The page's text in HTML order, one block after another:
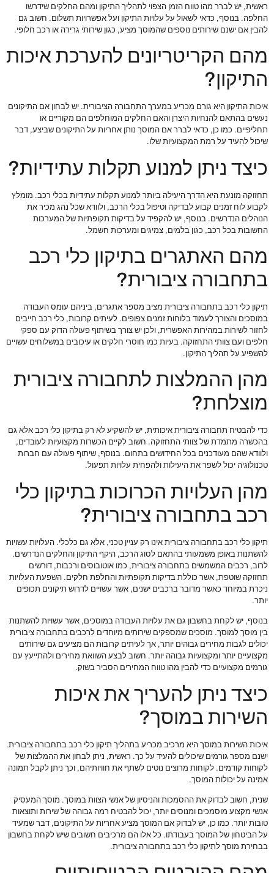
ראשית, יש לברר מהו טווח הזמן הצפוי לתהליך התיקון ומהם החלקים שידרשו
החלפה. בנוסף, כדאי לשאול על עלויות התיקון ועל אפשרויות תשלום. חשוב גם
להבין אם ישנם שירותים נוספים שהמוסך מציע, כגון שירותי גרירה או רכב חלופי.
מהם הקריטריונים להערכת איכות
התיקון?
איכות התיקון היא גורם מכריע במערך התחבורה הציבורית. יש לבחון אם התיקונים
נעשים בהתאם להנחיות היצרן והאם החלקים המוחלפים הם מקוריים או
תחליפיים. כמו כן, כדאי לברר אם המוסך נותן אחריות על התיקונים שביצע, דבר
שיכול להעיד על רמת המקצועיות שלו.
כיצד ניתן למנוע תקלות עתידיות?
תחזוקה מונעת היא הדרך היעילה ביותר למנוע תקלות עתידיות בכלי רכב. מומלץ
לקבוע לוח זמנים קבוע לבדיקה וטיפול בכלי הרכב, ולוודא שכל נהג מכיר את
הנוהלים הנדרשים. בנוסף, יש להקפיד על בדיקות תקופתיות של המערכות
החשובות בכל רכב, כגון בלמים, צמיגים ומערכות חשמל.
מהם האתגרים בתיקון כלי רכב
בתחבורה ציבורית?
תיקון כלי רכב בתחבורה ציבורית מציב מספר אתגרים, ביניהם עומס העבודה
במוסכים והצורך לעמוד בלוחות זמנים צפופים. לעיתים קרובות, כלי רכב חייבים
לחזור לשירות במהירות האפשרית, ולכן יש צורך בשיתוף פעולה הדוק עם ספקי
חלפים ועם צוותי התחזוקה. בעיות כמו חוסרי חלקים או עיכובים במשלוחים עשויים
להשפיע על תהליך התיקון.
מהן ההמלצות לתחבורה ציבורית
מוצלחת?
כדי להבטיח תחבורה ציבורית איכותית, יש להשקיע לא רק בתיקון כלי רכב אלא גם
בהכשרה מתמדת של צוותי התחזוקה. חשוב לקיים הכשרות מקצועיות לעובדים,
ולוודא שהם מעודכנים בכל החידושים בתחום. בנוסף, שיתוף פעולה עם חברות
טכנולוגיה יכול לשפר את היעילות ולהפחית עלויות תפעול.
מהן העלויות הכרוכות בתיקון כלי
רכב בתחבורה ציבורית?
תיקון כלי רכב בתחבורה ציבורית אינו רק עניין טכני, אלא גם כלכלי. העלויות עשויות
להשתנות באופן משמעותי בהתאם לסוג הרכב, היקף התיקון והחלקים הנדרשים.
לרוב, רכבים המשמשים בתחבורה ציבורית, כמו אוטובוסים ורכבות, דורשים
תחזוקה שוטפת, אשר כוללת בדיקות תקופתיות והחלפת חלקים. השפעת העלויות
ניכרת במיוחד כאשר מדובר ברכבים ישנים, אשר עשויים לדרוש תיקונים תכופים
יותר.
בנוסף, יש לקחת בחשבון גם את עלויות העבודה במוסכים, אשר עשויות להשתנות
בין מוסך למוסך. מוסכים שמספקים שירותים מיוחדים לרכבים בתחבורה ציבורית
יכולים לגבות מחירים גבוהים יותר, אך לעיתים קרובות הם מציעים גם שירותים
מקצועיים יותר ומקצועיות גבוהה יותר. חשוב לבצע השוואת מחירים ולהתייעץ עם
גורמים מקצועיים כדי להבין מהו טווח המחירים הסביר בשוק.
כיצד ניתן להעריך את איכות
השירות במוסך?
איכות השירות במוסך היא מרכיב מכריע בתהליך תיקון כלי רכב בתחבורה ציבורית.
ישנם מספר גורמים שיכולים להעיד על כך. ראשית, ניתן לבחון את ההמלצות של
לקוחות קודמים. לקוחות מרוצים נוטים לשתף את חוויותיהם, וכך ניתן לקבל תמונה
אמינה על יכולות המוסך.
שנית, חשוב לבדוק את ההסמכות והניסיון של אנשי הצוות במוסך. מוסך המעסיק
אנשי מקצוע מוסמכים ומנוסים יותר, יכול להבטיח רמה גבוהה של שירות ותוצאות
טובות יותר. כמו כן, יש לבדוק אם המוסך מציע אחריות על התיקונים, דבר שמעיד
על הביטחון של המוסך בעבודתו. כל אלו הם מרכיבים חשובים שיש לקחת בחשבון
בבחירת מוסך לתיקון כלי רכב בתחבורה ציבורית.